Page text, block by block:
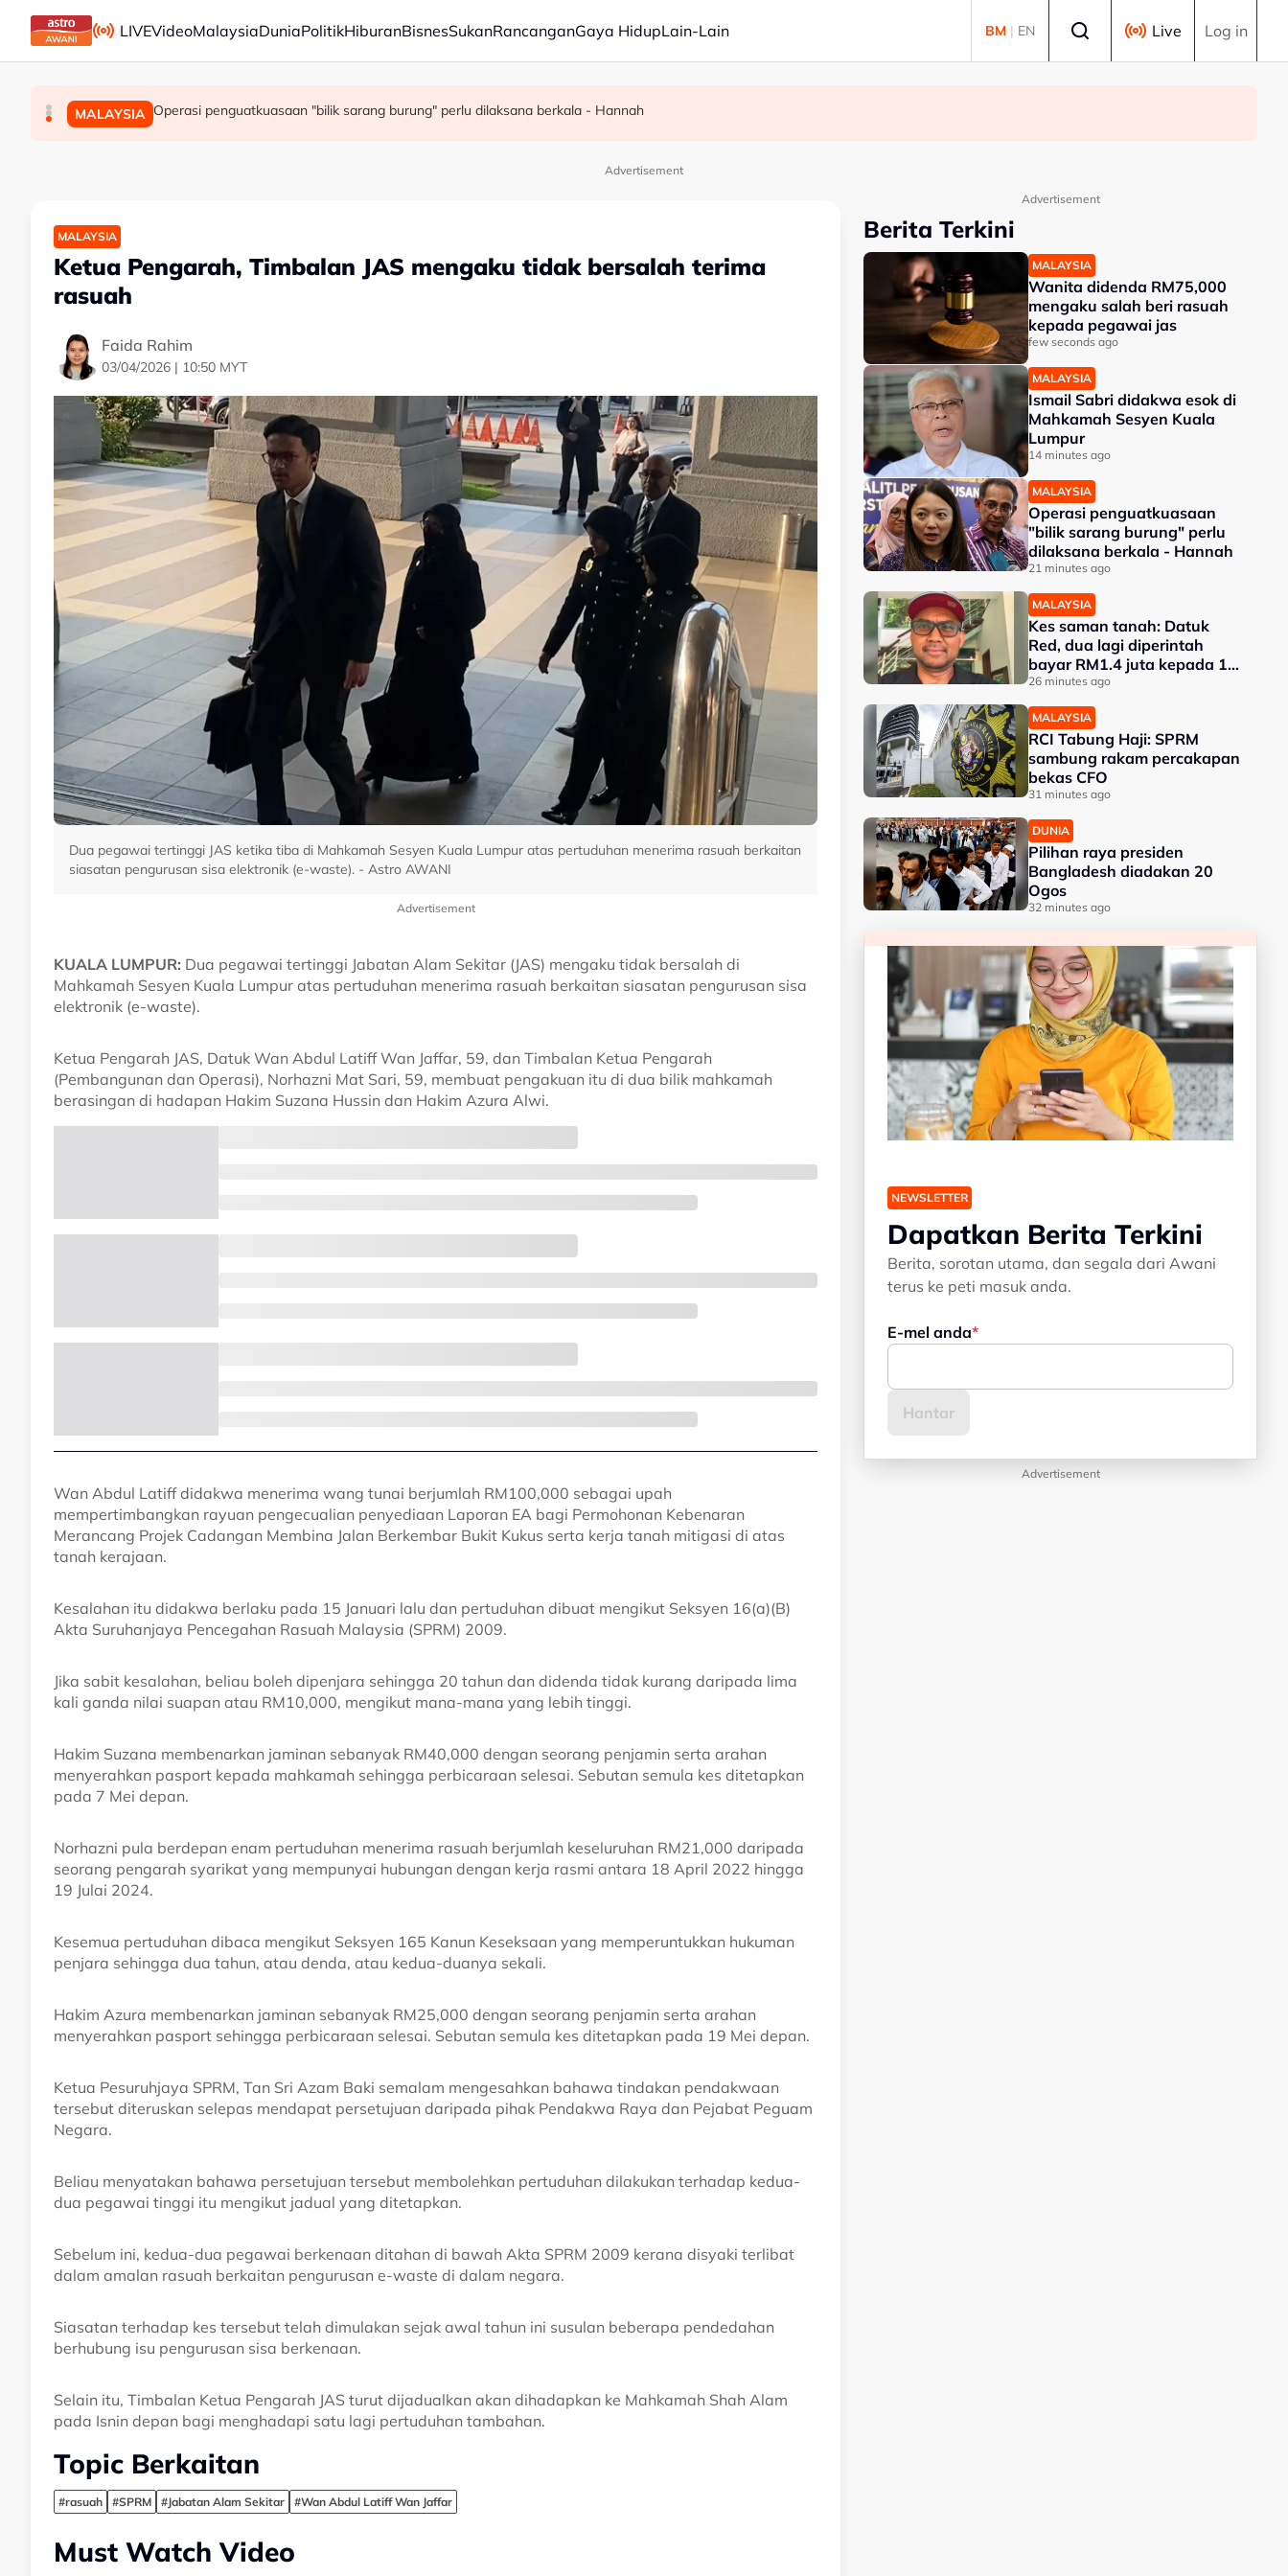
Skip to main content
LIVEVideoMalaysiaDuniaPolitikHiburanBisnesSukanRancanganGaya HidupLain-Lain BM | EN Live Log in
MALAYSIA Wanita didenda RM75,000 mengaku salah beri rasuah kepada pegawai jas
MALAYSIA Ismail Sabri didakwa esok di Mahkamah Sesyen Kuala Lumpur
MALAYSIA Operasi penguatkuasaan "bilik sarang burung" perlu dilaksana berkala - Hannah
Advertisement
MALAYSIA
Ketua Pengarah, Timbalan JAS mengaku tidak bersalah terima
rasuah
Faida Rahim
03/04/2026 | 10:50 MYT
Dua pegawai tertinggi JAS ketika tiba di Mahkamah Sesyen Kuala Lumpur atas pertuduhan menerima rasuah berkaitan
siasatan pengurusan sisa elektronik (e-waste). - Astro AWANI
Advertisement
KUALA LUMPUR: Dua pegawai tertinggi Jabatan Alam Sekitar (JAS) mengaku tidak bersalah di
Mahkamah Sesyen Kuala Lumpur atas pertuduhan menerima rasuah berkaitan siasatan pengurusan sisa
elektronik (e-waste).
Ketua Pengarah JAS, Datuk Wan Abdul Latiff Wan Jaffar, 59, dan Timbalan Ketua Pengarah
(Pembangunan dan Operasi), Norhazni Mat Sari, 59, membuat pengakuan itu di dua bilik mahkamah
berasingan di hadapan Hakim Suzana Hussin dan Hakim Azura Alwi.
Wan Abdul Latiff didakwa menerima wang tunai berjumlah RM100,000 sebagai upah
mempertimbangkan rayuan pengecualian penyediaan Laporan EA bagi Permohonan Kebenaran
Merancang Projek Cadangan Membina Jalan Berkembar Bukit Kukus serta kerja tanah mitigasi di atas
tanah kerajaan.
Kesalahan itu didakwa berlaku pada 15 Januari lalu dan pertuduhan dibuat mengikut Seksyen 16(a)(B)
Akta Suruhanjaya Pencegahan Rasuah Malaysia (SPRM) 2009.
Jika sabit kesalahan, beliau boleh dipenjara sehingga 20 tahun dan didenda tidak kurang daripada lima
kali ganda nilai suapan atau RM10,000, mengikut mana-mana yang lebih tinggi.
Hakim Suzana membenarkan jaminan sebanyak RM40,000 dengan seorang penjamin serta arahan
menyerahkan pasport kepada mahkamah sehingga perbicaraan selesai. Sebutan semula kes ditetapkan
pada 7 Mei depan.
Norhazni pula berdepan enam pertuduhan menerima rasuah berjumlah keseluruhan RM21,000 daripada
seorang pengarah syarikat yang mempunyai hubungan dengan kerja rasmi antara 18 April 2022 hingga
19 Julai 2024.
Kesemua pertuduhan dibaca mengikut Seksyen 165 Kanun Keseksaan yang memperuntukkan hukuman
penjara sehingga dua tahun, atau denda, atau kedua-duanya sekali.
Hakim Azura membenarkan jaminan sebanyak RM25,000 dengan seorang penjamin serta arahan
menyerahkan pasport sehingga perbicaraan selesai. Sebutan semula kes ditetapkan pada 19 Mei depan.
Ketua Pesuruhjaya SPRM, Tan Sri Azam Baki semalam mengesahkan bahawa tindakan pendakwaan
tersebut diteruskan selepas mendapat persetujuan daripada pihak Pendakwa Raya dan Pejabat Peguam
Negara.
Beliau menyatakan bahawa persetujuan tersebut membolehkan pertuduhan dilakukan terhadap kedua-
dua pegawai tinggi itu mengikut jadual yang ditetapkan.
Sebelum ini, kedua-dua pegawai berkenaan ditahan di bawah Akta SPRM 2009 kerana disyaki terlibat
dalam amalan rasuah berkaitan pengurusan e-waste di dalam negara.
Siasatan terhadap kes tersebut telah dimulakan sejak awal tahun ini susulan beberapa pendedahan
berhubung isu pengurusan sisa berkenaan.
Selain itu, Timbalan Ketua Pengarah JAS turut dijadualkan akan dihadapkan ke Mahkamah Shah Alam
pada Isnin depan bagi menghadapi satu lagi pertuduhan tambahan.
Topic Berkaitan
#rasuah #SPRM #Jabatan Alam Sekitar #Wan Abdul Latiff Wan Jaffar
Must Watch Video
Advertisement
Berita Terkini
MALAYSIA
Wanita didenda RM75,000
mengaku salah beri rasuah
kepada pegawai jas
few seconds ago
MALAYSIA
Ismail Sabri didakwa esok di
Mahkamah Sesyen Kuala
Lumpur
14 minutes ago
MALAYSIA
Operasi penguatkuasaan
"bilik sarang burung" perlu
dilaksana berkala - Hannah
21 minutes ago
MALAYSIA
Kes saman tanah: Datuk
Red, dua lagi diperintah
bayar RM1.4 juta kepada 17
pembeli
26 minutes ago
MALAYSIA
RCI Tabung Haji: SPRM
sambung rakam percakapan
bekas CFO
31 minutes ago
DUNIA
Pilihan raya presiden
Bangladesh diadakan 20
Ogos
32 minutes ago
NEWSLETTER
Dapatkan Berita Terkini
Berita, sorotan utama, dan segala dari Awani
terus ke peti masuk anda.
E-mel anda
Advertisement